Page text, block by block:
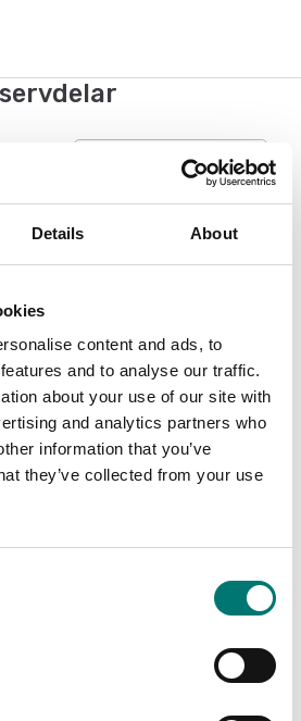
Details About
content and ads, to
and to analyse our traffic.
about your use of our site with
and analytics partners who
information that you’ve
they’ve collected from your use
-1 500 kr
Pallvågar
Pallvåg EPWN. Lätt
Finns i flera varianter